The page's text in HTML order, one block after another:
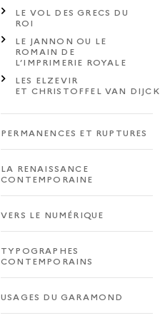
LE VOL DES GRECS DU
ROI
LE JANNON OU LE
ROMAIN DE
L’IMPRIMERIE ROYALE
LES ELZEVIR
ET CHRISTOFFEL VAN DIJCK
PERMANENCES ET RUPTURES
LA RENAISSANCE
CONTEMPORAINE
VERS LE NUMÉRIQUE
TYPOGRAPHES
CONTEMPORAINS
USAGES DU GARAMOND